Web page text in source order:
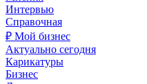
Интервью
Справочная
₽ Мой бизнес
Актуально сегодня
Карикатуры
Бизнес